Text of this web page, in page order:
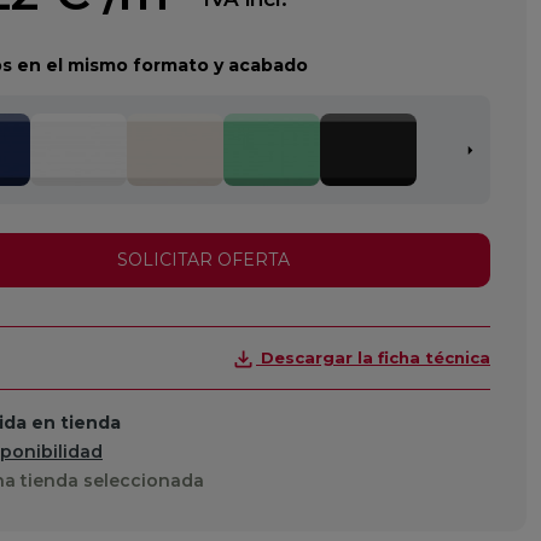
en el mismo formato y acabado
SOLICITAR OFERTA
Descargar la ficha técnica
en tienda
tienda seleccionada